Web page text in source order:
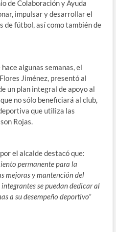
de Colaboración y Ayuda
impulsar y desarrollar el
de fútbol, así como también de
algunas semanas, el
Jiménez, presentó al
un plan integral de apoyo al
no sólo beneficiará al club,
que utiliza las
Rojas.
el alcalde destacó que:
permanente para la
mejoras y mantención del
se puedan dedicar al
a su desempeño deportivo”